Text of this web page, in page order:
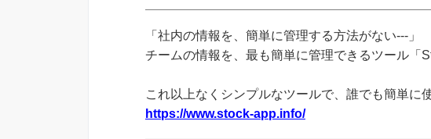
「社内の情報を、簡単に管理する方法がない---」
チームの情報を、最も簡単に管理できるツール「
これ以上なくシンプルなツールで、誰でも簡単に
https://www.stock-app.info/